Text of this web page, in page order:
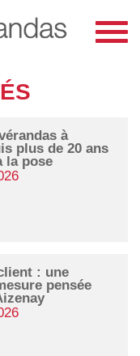
à
plus de 20 ans
la pose
: une
pensée